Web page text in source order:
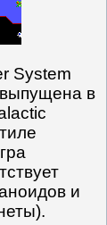
System
в
и